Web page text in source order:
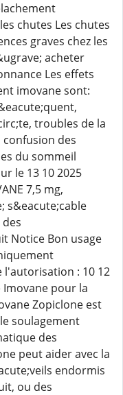
chutes Les chutes
graves chez les
acheter
Les effets
imovane sont:
troubles de la
des
du sommeil
le 13 10 2025
7,5 mg,
s&eacute;cable
Notice Bon usage
l'autorisation : 10 12
pour la
Zopiclone est
soulagement
des
peut aider avec la
endormis
ou des